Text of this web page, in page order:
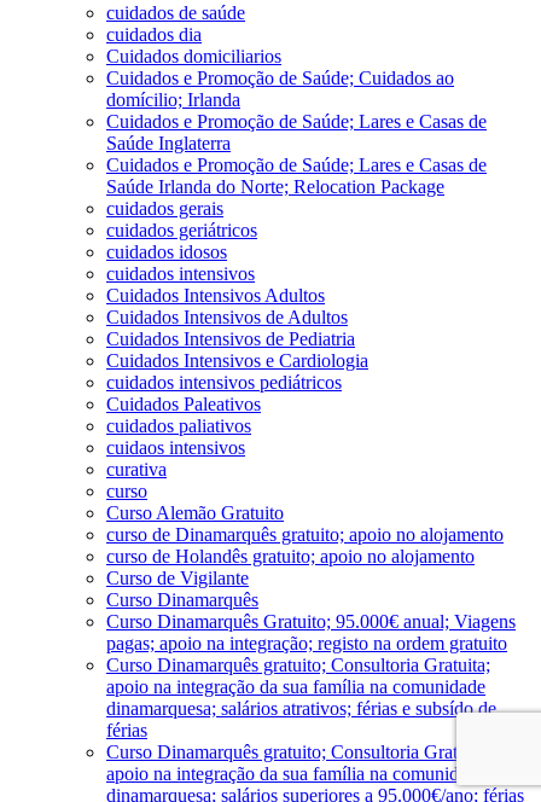
cuidados de saúde
cuidados dia
Cuidados domiciliarios
Cuidados e Promoção de Saúde; Cuidados ao
domícilio; Irlanda
Cuidados e Promoção de Saúde; Lares e Casas de
Saúde Inglaterra
Cuidados e Promoção de Saúde; Lares e Casas de
Saúde Irlanda do Norte; Relocation Package
cuidados gerais
cuidados geriátricos
cuidados idosos
cuidados intensivos
Cuidados Intensivos Adultos
Cuidados Intensivos de Adultos
Cuidados Intensivos de Pediatria
Cuidados Intensivos e Cardiologia
cuidados intensivos pediátricos
Cuidados Paleativos
cuidados paliativos
cuidaos intensivos
curativa
curso
Curso Alemão Gratuito
curso de Dinamarquês gratuito; apoio no alojamento
curso de Holandês gratuito; apoio no alojamento
Curso de Vigilante
Curso Dinamarquês
Curso Dinamarquês Gratuito; 95.000€ anual; Viagens
pagas; apoio na integração; registo na ordem gratuito
Curso Dinamarquês gratuito; Consultoria Gratuita;
apoio na integração da sua família na comunidade
dinamarquesa; salários atrativos; férias e subsído de
férias
Curso Dinamarquês gratuito; Consultoria Gratuita;
apoio na integração da sua família na comunidade
dinamarquesa; salários superiores a 95.000€/ano; férias